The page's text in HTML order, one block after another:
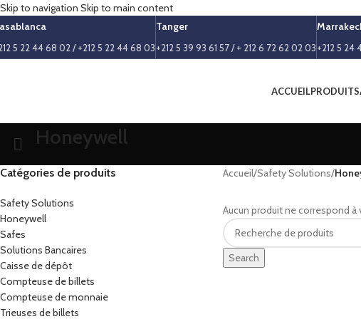
Skip to navigation Skip to main content
5 22 44 68 02 / +212 5 22 44 68 03
Tanger
+212 5 39 93 61 57 / + 212 6 72 62 02 03+212 5 24
ACCUEILPRODUITS
Honeywell
Catégories de produits
Safety Solutions
Honeywell
Safes
Solutions Bancaires
Caisse de dépôt
Compteuse de billets
Compteuse de monnaie
Trieuses de billets
Accueil/Safety Solutions/
Aucun produit ne correspond
Search